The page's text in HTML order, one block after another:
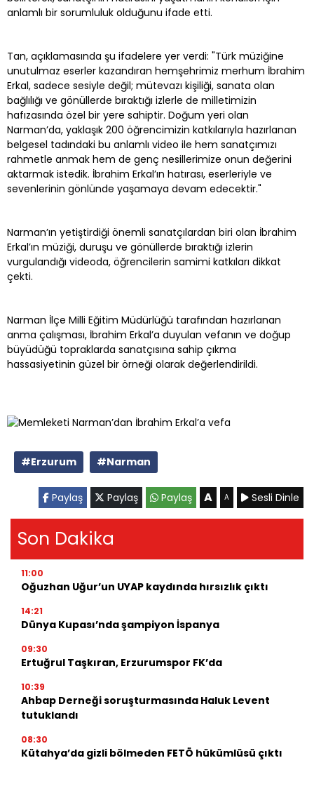
anlamlı bir sorumluluk olduğunu ifade etti.
Tan, açıklamasında şu ifadelere yer verdi: "Türk müziğine
unutulmaz eserler kazandıran hemşehrimiz merhum İbrahim
Erkal, sadece sesiyle değil; mütevazı kişiliği, sanata olan
bağlılığı ve gönüllerde bıraktığı izlerle de milletimizin
hafızasında özel bir yere sahiptir. Doğum yeri olan
Narman’da, yaklaşık 200 öğrencimizin katkılarıyla hazırlanan
belgesel tadındaki bu anlamlı video ile hem sanatçımızı
rahmetle anmak hem de genç nesillerimize onun değerini
aktarmak istedik. İbrahim Erkal’ın hatırası, eserleriyle ve
sevenlerinin gönlünde yaşamaya devam edecektir."
Narman’ın yetiştirdiği önemli sanatçılardan biri olan İbrahim
Erkal’ın müziği, duruşu ve gönüllerde bıraktığı izlerin
vurgulandığı videoda, öğrencilerin samimi katkıları dikkat
çekti.
Narman İlçe Milli Eğitim Müdürlüğü tarafından hazırlanan
anma çalışması, İbrahim Erkal’a duyulan vefanın ve doğup
büyüdüğü topraklarda sanatçısına sahip çıkma
hassasiyetinin güzel bir örneği olarak değerlendirildi.
#Erzurum #Narman
Paylaş Paylaş Paylaş A A Sesli Dinle
Son Dakika
11:00
Oğuzhan Uğur’un UYAP kaydında hırsızlık çıktı
14:21
Dünya Kupası’nda şampiyon İspanya
09:30
Ertuğrul Taşkıran, Erzurumspor FK’da
10:39
Ahbap Derneği soruşturmasında Haluk Levent
tutuklandı
08:30
Kütahya’da gizli bölmeden FETÖ hükümlüsü çıktı